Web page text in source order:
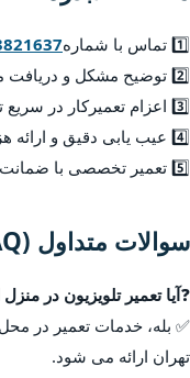
1️⃣ تماس با شماره
2️⃣ توضیح مشکل و دریافت مشاوره رایگان
3️⃣ اعزام تعمیرکار در سریع ترین زمان
4️⃣ عیب یابی دقیق و ارائه هزینه قبل از تعمیر
5️⃣ تعمیر تخصصی با ضمانت ۳ ماهه
سوالات متداول (FAQ)
❓آیا تعمیر تلویزیون در
✅ بله، خدمات تعمیر در
تهران ارائه می شود.